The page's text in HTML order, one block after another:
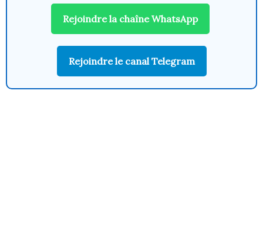
Rejoindre la chaîne WhatsApp
Rejoindre le canal Telegram